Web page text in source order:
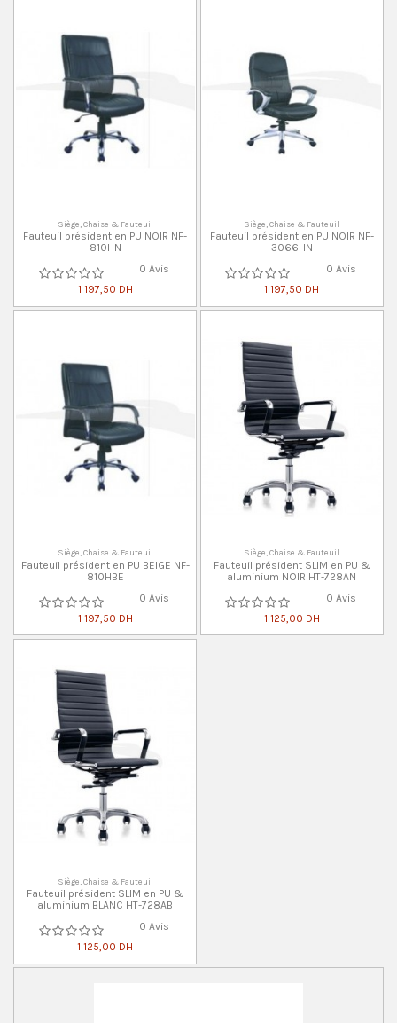
Siège, Chaise & Fauteuil
Fauteuil président en PU NOIR NF-
810HN
0 Avis
1 197,50 DH
Siège, Chaise & Fauteuil
Fauteuil président en PU NOIR NF-
3066HN
0 Avis
1 197,50 DH
Siège, Chaise & Fauteuil
Fauteuil président en PU BEIGE NF-
810HBE
0 Avis
1 197,50 DH
Siège, Chaise & Fauteuil
Fauteuil président SLIM en PU &
aluminium NOIR HT-728AN
0 Avis
1 125,00 DH
Siège, Chaise & Fauteuil
Fauteuil président SLIM en PU &
aluminium BLANC HT-728AB
0 Avis
1 125,00 DH